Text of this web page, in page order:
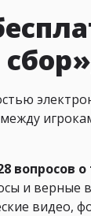
вопросов
и верные
видео,